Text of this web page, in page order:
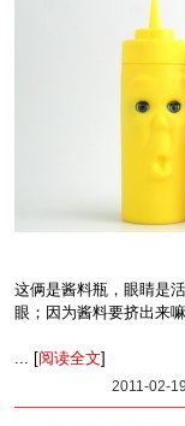
这俩是酱料瓶，眼睛是
眼；因为酱料要挤出来
... [阅读全文]
2011-02-